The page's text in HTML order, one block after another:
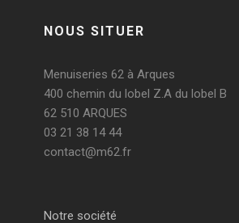
NOUS SITUER
Menuiseries 62 à Arques
400 chemin du lobel Z.A du lobel B
62 510 ARQUES
03 21 38 14 44
contact@m62.fr
Notre société